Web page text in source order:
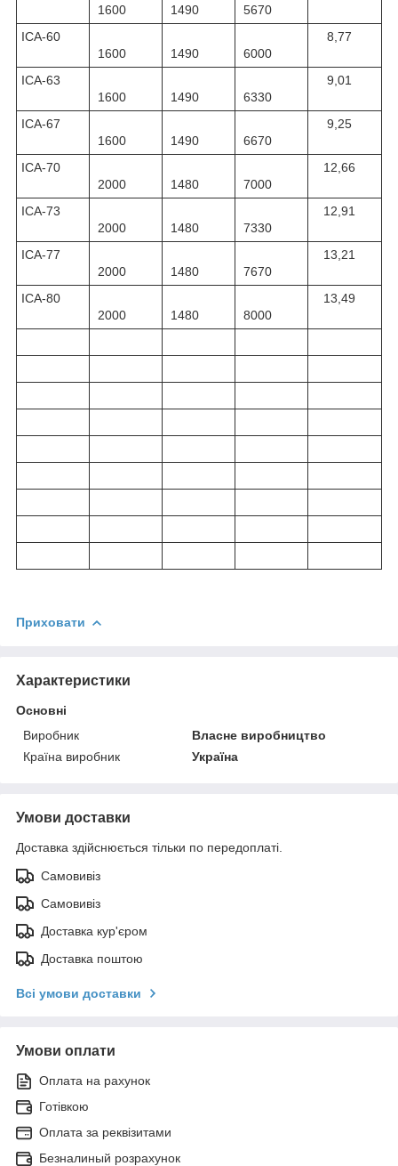
1600 1490
5670
ІСА-60
1600
1490 6000
8,77
ІСА-63
1600
1490 6330
9,01
ІСА-67
1600
1490 6670
9,25
ІСА-70
2000
1480 7000
12,66
ІСА-73
2000
1480 7330
12,91
ІСА-77
2000
1480 7670
13,21
ІСА-80
2000
1480 8000
13,49
Приховати
Характеристики
Основні
Виробник
Власне виробництво
Країна виробник
Україна
Умови доставки
Доставка здійснюється тільки по передоплаті.
Самовивіз
Самовивіз
Доставка кур'єром
Доставка поштою
Всі умови доставки
Умови оплати
Оплата на рахунок
Готівкою
Оплата за реквізитами
Безналиный розрахунок